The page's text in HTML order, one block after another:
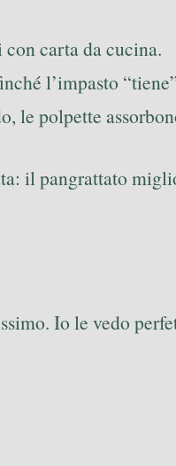
carta da cucina.
l’impasto
le polpette
il pangrattato
Io le vedo